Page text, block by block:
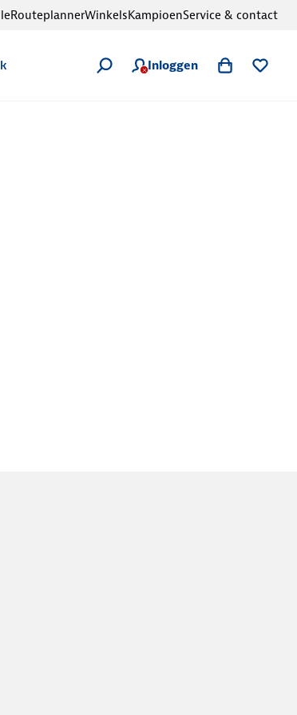
Inloggen
RouteplannerWinkelsKampioenService & contact